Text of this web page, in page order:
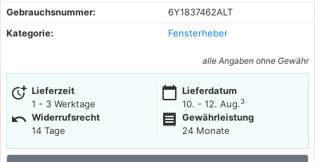
Gebrauchsnummer:
6Y1837462ALT
Kategorie:
Fensterheber
alle Angaben ohne Gewähr
more_time Lieferzeit
1 - 3 Werktage
calendar_today Lieferdatum
10. - 12. Aug.3
undo Widerrufsrecht
14 Tage
receipt
Gewährleistung
24 Monate